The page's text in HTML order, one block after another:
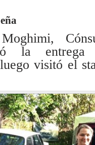
la
visitó el